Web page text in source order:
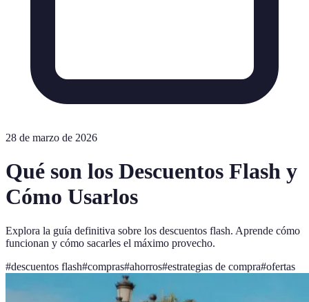
28 de marzo de 2026
Qué son los Descuentos Flash y
Cómo Usarlos
Explora la guía definitiva sobre los descuentos flash. Aprende cómo
funcionan y cómo sacarles el máximo provecho.
#descuentos flash#compras#ahorros#estrategias de compra#ofertas